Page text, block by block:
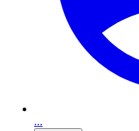
...